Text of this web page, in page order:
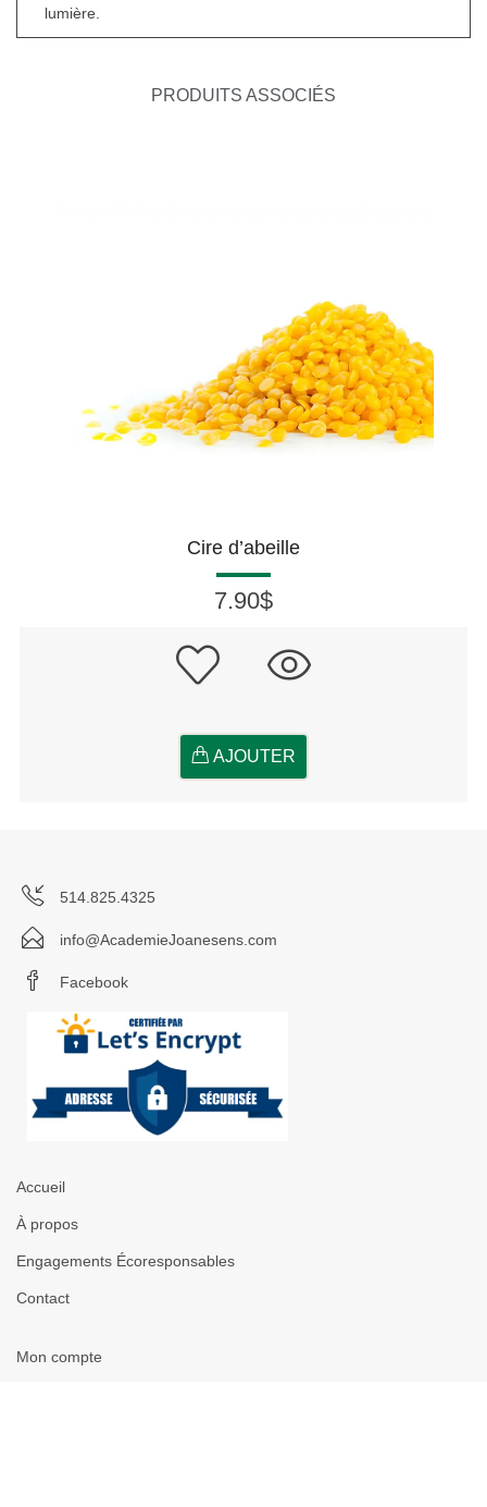
lumière.
PRODUITS ASSOCIÉS
Cire d’abeille
514.825.4325
info@AcademieJoanesens.com
Facebook
Accueil
À propos
Engagements Écoresponsables
Contact
Mon compte